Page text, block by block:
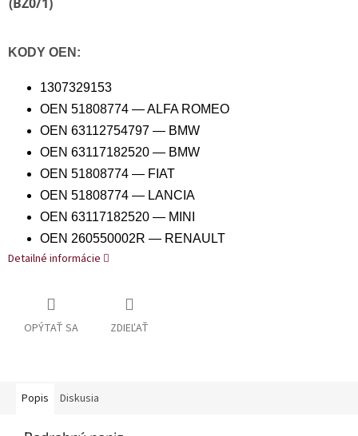
KODY OEN:
1307329153
OEN 51808774 — ALFA ROMEO
OEN 63112754797 — BMW
OEN 63117182520 — BMW
OEN 51808774 — FIAT
OEN 51808774 — LANCIA
OEN 63117182520 — MINI
OEN 260550002R — RENAULT
Detailné informácie
OPÝTAŤ SA ZDIEĽAŤ
Popis Diskusia